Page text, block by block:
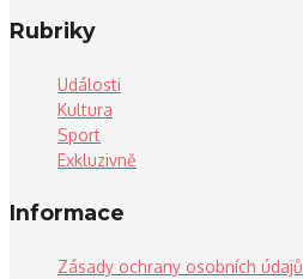
Rubriky
Události
Kultura
Sport
Exkluzivně
Informace
Zásady ochrany osobních údajů